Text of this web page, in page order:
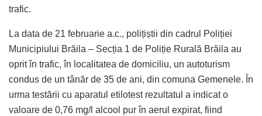
trafic.
La data de 21 februarie a.c., polițiștii din cadrul Poliției
Municipiului Brăila – Secția 1 de Poliție Rurală Brăila au
oprit în trafic, în localitatea de domiciliu, un autoturism
condus de un tânăr de 35 de ani, din comuna Gemenele. În
urma testării cu aparatul etilotest rezultatul a indicat o
valoare de 0,76 mg/l alcool pur în aerul expirat, fiind